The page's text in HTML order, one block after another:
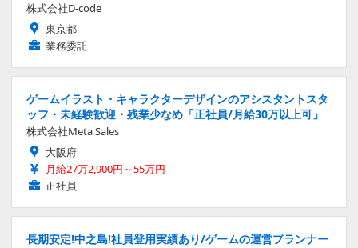
株式会社D-code
東京都
業務委託
ゲームイラスト・キャラクターデザインのアシスタントスタ
ッフ・未経験歓迎・残業少なめ「正社員/月給30万以上可」
株式会社Meta Sales
大阪府
月給27万2,900円～55万円
正社員
長期安定!中之島!社員登用実績あり/ゲームの運営プランナー